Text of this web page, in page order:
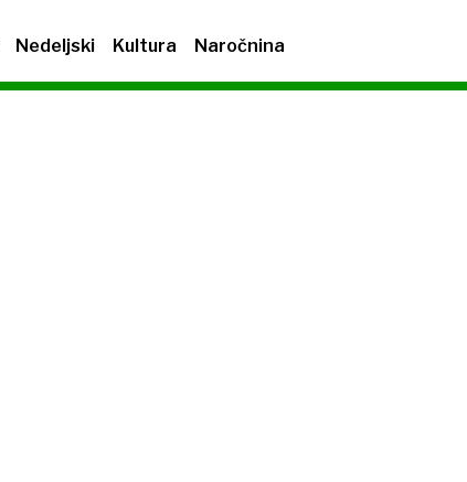
Nedeljski Kultura Naročnina